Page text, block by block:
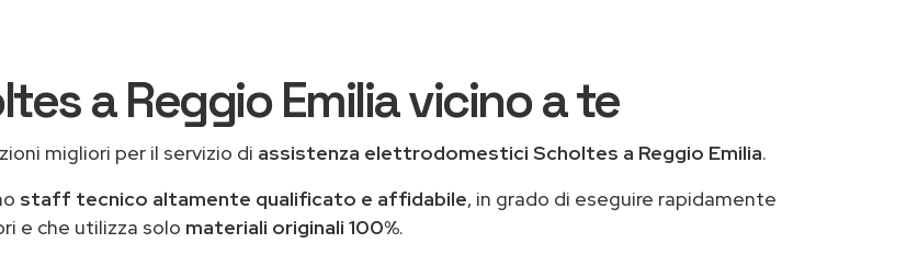
a Reggio Emilia vicino a te
migliori per il servizio di assistenza elettrodomestici Scholtes a Reggio Emilia.
staff tecnico altamente qualificato e affidabile, in grado di eseguire rapidamente
e che utilizza solo materiali originali 100%.